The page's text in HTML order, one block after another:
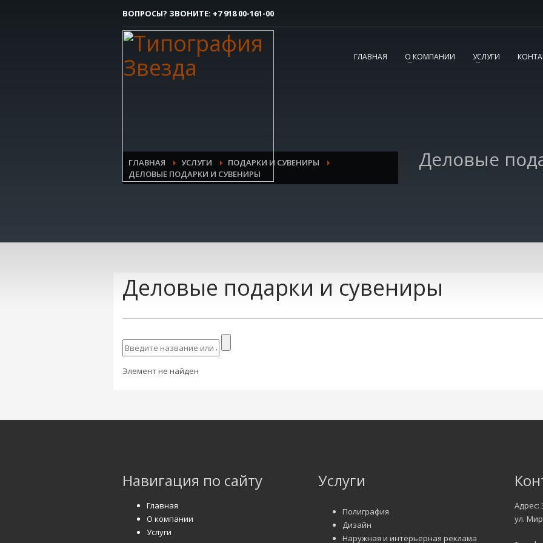
Как сделать заказ
1 Вы делаете заявку.
заказ!
ВОПРОСЫ? ЗВОНИТЕ: +7 918 00-161-00
ГЛАВНАЯ О КОМПАНИИ УСЛУГИ
ГЛАВНАЯ УСЛУГИ
ПОДАРКИ И СУВЕНИРЫ
ДЕЛОВЫЕ ПОДАРКИ И СУВЕНИРЫ
Деловые
Деловые подарки и сувениры
Элемент не найден
Навигация по сайту
Главная
О компании
Услуги
Услуги
Полиграфия
Дизайн
Наружная и интерьерная реклама
Адрес:
ул.